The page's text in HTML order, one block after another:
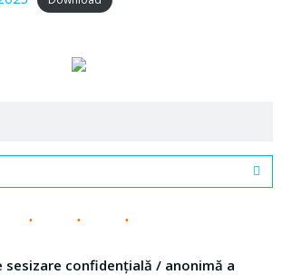
sesizare confidențială / anonimă a